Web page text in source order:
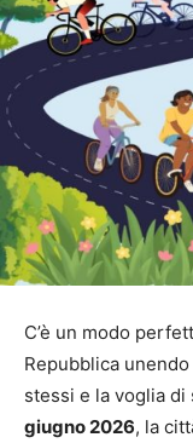
C’è un modo
Repubblica
stessi e la voglia
giugno 2026, la